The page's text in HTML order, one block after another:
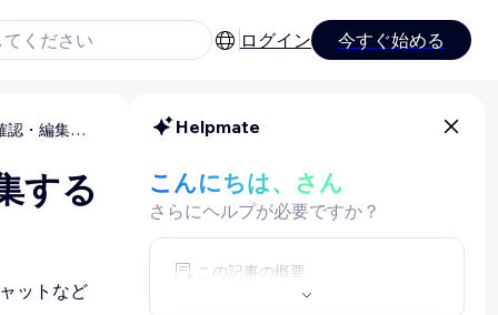
ログイン 今すぐ始める
Wix ブッキング：顧客情報を確認・編集する
する
ットなど
Helpmate
こんにちは、さん
さらにヘルプが必要ですか？
この記事の概要